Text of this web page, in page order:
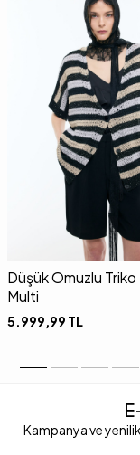
Düşük Omuzlu Triko
Multi
5.999,99 TL
Kampanya ve